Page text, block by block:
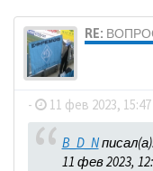
RE:
- 11 фев 2023, 15:47
B_D_N
11 фев 2023,